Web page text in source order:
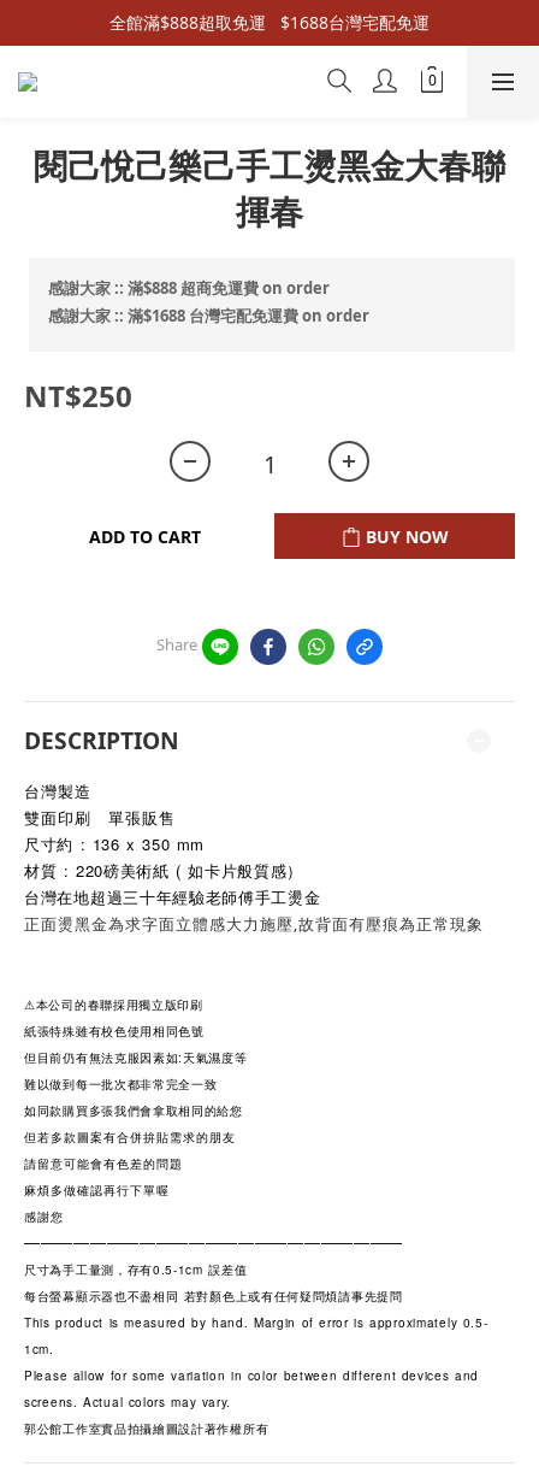
全館滿$888超取免運   $1688台灣宅配免運
閱己悅己樂己手工燙黑金大春聯
揮春
感謝大家 :: 滿$888 超商免運費 on order
感謝大家 :: 滿$1688 台灣宅配免運費 on order
NT$250
ADD TO CART BUY NOW
Share
DESCRIPTION
台灣製造
雙面印刷 單張販售
尺寸約 : 136 x 350 mm
材質 : 220磅美術紙 ( 如卡片般質感）
台灣在地超過三十年經驗老師傅手工燙金
正面燙黑金為求字面立體感大力施壓,故背面有壓痕為正常現象
⚠本公司的春聯採用獨立版印刷
紙張特殊雖有校色使用相同色號
但目前仍有無法克服因素如:天氣濕度等
難以做到每一批次都非常完全一致
如同款購買多張我們會拿取相同的給您
但若多款圖案有合併拚貼需求的朋友
請留意可能會有色差的問題
麻煩多做確認再行下單喔
感謝您
———————————————————————
尺寸為手工量測，存有0.5-1cm 誤差值
每台螢幕顯示器也不盡相同 若對顏色上或有任何疑問煩請事先提問
This product is measured by hand. Margin of error is approximately 0.5-
1cm.
Please allow for some variation in color between different devices and
screens. Actual colors may vary.
郭公館工作室實品拍攝繪圖設計著作權所有